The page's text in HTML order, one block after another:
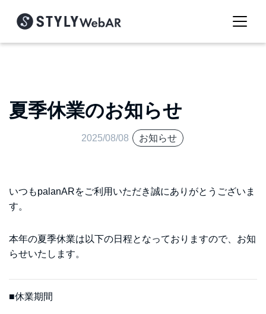
夏季休業のお知らせ
2025/08/08 お知らせ
いつもpalanARをご利用いただき誠にありがとうございま
す。
本年の夏季休業は以下の日程となっておりますので、お知
らせいたします。
■休業期間